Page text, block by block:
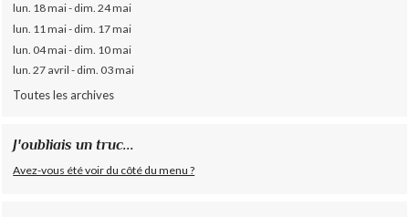
lun. 18 mai - dim. 24 mai
lun. 11 mai - dim. 17 mai
lun. 04 mai - dim. 10 mai
lun. 27 avril - dim. 03 mai
Toutes les archives
J'oubliais un truc...
Avez-vous été voir du côté du menu ?